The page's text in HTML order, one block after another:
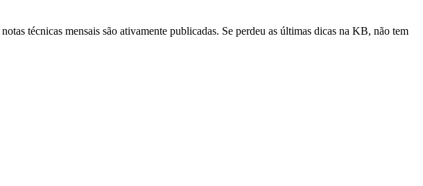
técnicas mensais são ativamente publicadas. Se perdeu as últimas dicas na KB, não tem